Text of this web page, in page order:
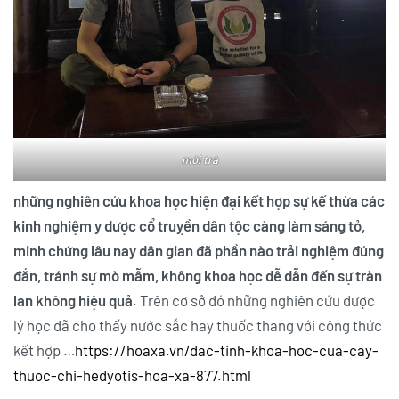
mời trà
những nghiên cứu khoa học hiện đại kết hợp sự kế thừa các
kinh nghiệm y dược cổ truỵền dân tộc càng làm sáng tỏ,
minh chứng lâu nay dân gian đã phần nào trải nghiệm đúng
đắn, tránh sự mò mẫm, không khoa học dễ dẫn đến sự tràn
lan không hiệu quả. Trên cơ sở đó những nghiên cứu dược
lý học đã cho thấy nước sắc hay thuốc thang với công thức
kết hợp …https://hoaxa.vn/dac-tinh-khoa-hoc-cua-cay-
thuoc-chi-hedyotis-hoa-xa-877.html